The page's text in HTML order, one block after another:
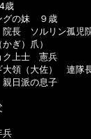
歳
妹　９歳
ソルリン孤児
）爪）
上士　憲兵
（大佐）　連隊
日派の息子